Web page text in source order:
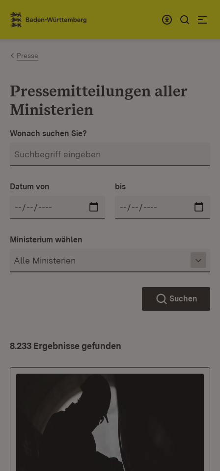
Zum Inhalt springen
Link zur Startseite
Presse
Pressemitteilungen aller
Ministerien
Wonach suchen Sie?
Datum von bis
Ministerium wählen
Suchen
8.233 Ergebnisse gefunden